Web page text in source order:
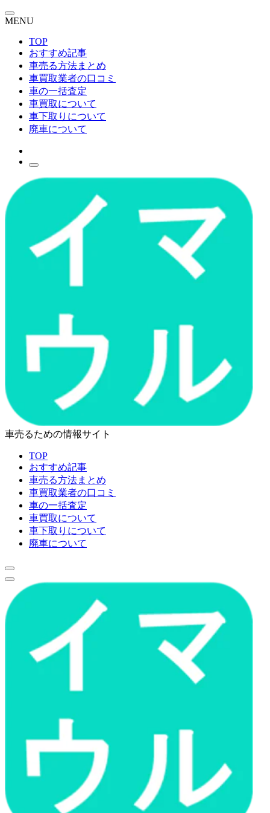
MENU
TOP
おすすめ記事
車売る方法まとめ
車買取業者の口コミ
車の一括査定
車買取について
車下取りについて
廃車について
車売るための情報サイト
TOP
おすすめ記事
車売る方法まとめ
車買取業者の口コミ
車の一括査定
車買取について
車下取りについて
廃車について